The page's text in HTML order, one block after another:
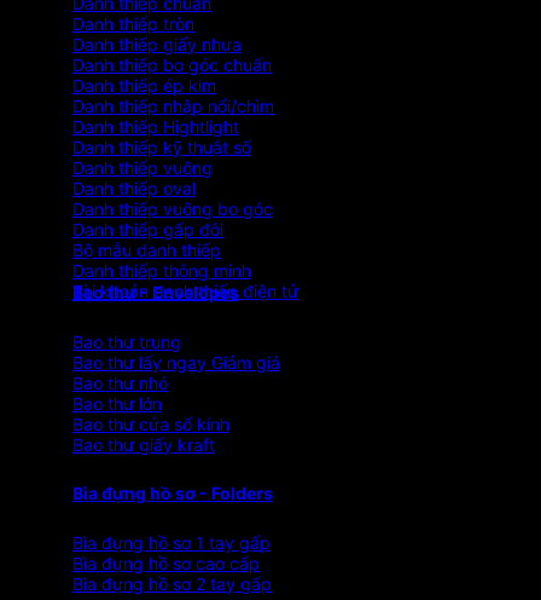
Danh thiếp tròn
Danh thiếp giấy nhựa
Danh thiếp bo góc chuẩn
Danh thiếp ép kim
Danh thiếp nhập nổi/chìm
Danh thiếp Hightlight
Danh thiếp kỹ thuật số
Danh thiếp vuông
Danh thiếp oval
Danh thiếp vuông bo góc
Danh thiếp gấp đôi
Bộ mẫu danh thiếp
Danh thiếp thông minh
Tài khoản danh thiếp điện tử
Bao thư - Envelopes
Bao thư trung
Bao thư lấy ngay
Bao thư nhỏ
Bao thư lớn
Bao thư cửa sổ kính
Bao thư giấy kraft
Bìa đựng hồ sơ - Folders
Bìa đựng hồ sơ 1 tay gấp
Bìa đựng hồ sơ cao cấp
Bìa đựng hồ sơ 2 tay gấp